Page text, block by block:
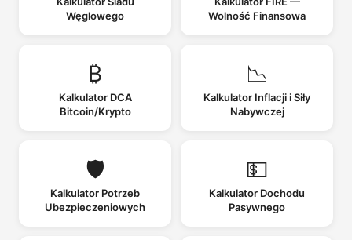
Węglowego
Wolność Finansowa
₿
Kalkulator DCA
Bitcoin/Krypto
📉
Kalkulator Inflacji i Siły
Nabywczej
🛡️
Kalkulator Potrzeb
Ubezpieczeniowych
💵
Kalkulator Dochodu
Pasywnego